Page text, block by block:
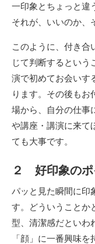
一印象とちょっと違
それが、いいのか、
このように、付き合
じて判断するという
演で初めてお会いす
ります。その後もお
場から、自分の仕事
や講座・講演に来て
ても大事です。
２ 好印象のポ
パッと見た瞬間に印
す。どういうことか
型、清潔感だといわ
「顔」に一番興味